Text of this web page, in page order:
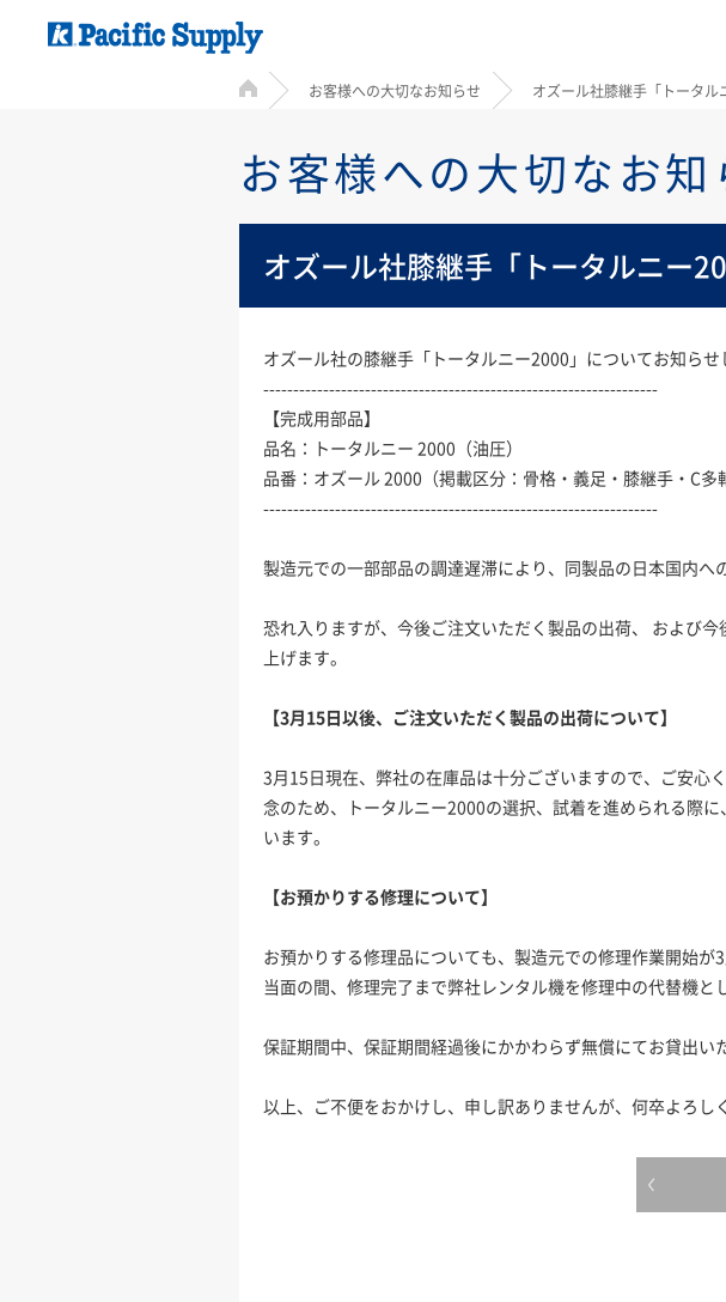
HOME
お客様への大切なお知らせ オズール社膝継手「トータ
お客様への大切なお知
オズール社膝継手「トータルニー
オズール社の膝継手「トータルニー2000」についてお知らせ
------------------------------------------------------------------
【完成用部品】
品名：トータルニー 2000（油圧）
品番：オズール 2000（掲載区分：骨格・義足・膝継手・C多
------------------------------------------------------------------
製造元での一部部品の調達遅滞により、同製品の日本国内へ
恐れ入りますが、今後ご注文いただく製品の出荷、 および
上げます。
【3月15日以後、ご注文いただく製品の出荷について】
3月15日現在、弊社の在庫品は十分ございますので、ご安心く
念のため、トータルニー2000の選択、試着を進められる際
います。
【お預かりする修理について】
お預かりする修理品についても、製造元での修理作業開始が
当面の間、修理完了まで弊社レンタル機を修理中の代替機と
保証期間中、保証期間経過後にかかわらず無償にてお貸出い
以上、ご不便をおかけし、申し訳ありませんが、何卒よろし